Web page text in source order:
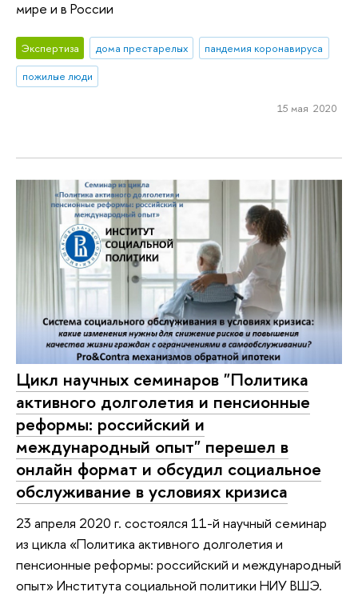
мире и в России
Экспертиза дома престарелых
пандемия коронавируса
пожилые люди
15 мая 2020
Цикл научных семинаров "Политика
активного долголетия и пенсионные
реформы: российский и
международный опыт" перешел в
онлайн формат и обсудил социальное
обслуживание в условиях кризиса
23 апреля 2020 г. состоялся 11-й научный семинар
из цикла «Политика активного долголетия и
пенсионные реформы: российский и международный
опыт» Института социальной политики НИУ ВШЭ.